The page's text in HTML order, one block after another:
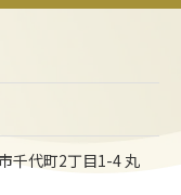
千代町2丁目1-4 丸